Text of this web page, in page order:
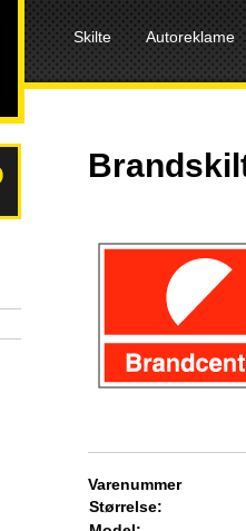
Skilte Autoreklame
Varenummer
Størrelse: